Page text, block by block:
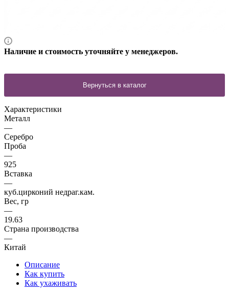
Наличие и стоимость уточняйте у менеджеров.
Характеристики
Металл
—
Серебро
Проба
—
925
Вставка
—
куб.цирконий недраг.кам.
Вес, гр
—
19.63
Страна производства
—
Китай
Описание
Как купить
Как ухаживать